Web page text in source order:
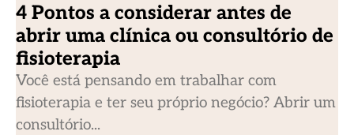
4 Pontos a considerar antes de
abrir uma clínica ou consultório de
fisioterapia
Você está pensando em trabalhar com
fisioterapia e ter seu próprio negócio? Abrir um
consultório...